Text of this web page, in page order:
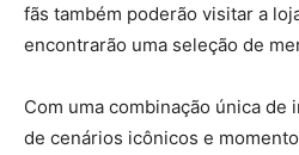
fãs também poderão visitar a
encontrarão uma seleção de
Com uma combinação única
de cenários icônicos e